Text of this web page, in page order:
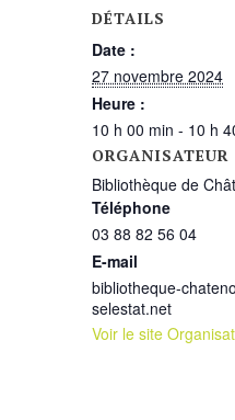
DÉTAILS
Date :
27 novembre 2024
Heure :
10 h 00 min - 10 h
ORGANISATEUR
Bibliothèque de
Téléphone
03 88 82 56 04
E-mail
bibliotheque-
selestat.net
Voir le site